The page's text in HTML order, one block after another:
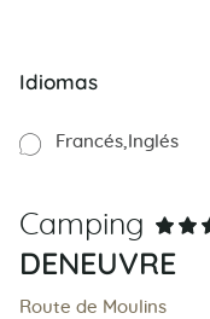
Idiomas
Francés Inglés
Camping
DENEUVRE
Route de Moulins